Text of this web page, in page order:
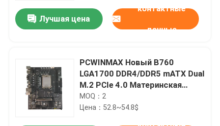
Продукты
Видео
Лучшая цена
контактные
данные
PCWINMAX Новый B760
LGA1700 DDR4/DDR5 mATX Dual
M.2 PCIe 4.0 Материнская
плата Поддержка 12th 13th
14th i3 i5 i7
MOQ：2
Цена：52.8~54.8$